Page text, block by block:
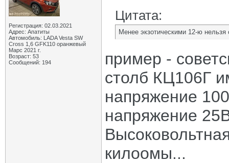
Регистрация: 02.03.2021
Адрес: Апатиты
Автомобиль: LADA Vesta SW
Cross 1,6 GFK110 оранжевый
Марс 2021 г.
Возраст: 53
Сообщений: 194
Цитата:
Менее экзотическими 12-ю нельзя
пример -
столб КЦ106Г
напряжение
напряжение
килоомы...